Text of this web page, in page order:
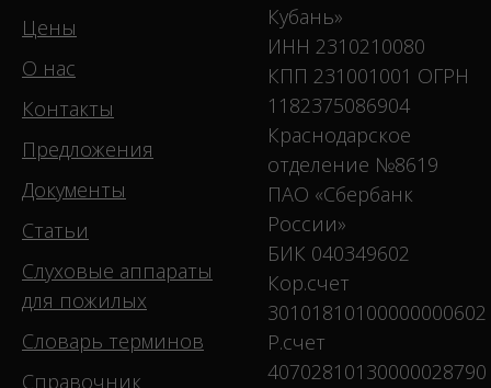
Цены
О нас
Контакты
Предложения
Документы
Статьи
Слуховые аппараты
для пожилых
Словарь терминов
Справочник
Кубань»
ИНН 2310210080
КПП 231001001 ОГРН
1182375086904
Краснодарское
отделение №8619
ПАО «Сбербанк
России»
БИК 040349602
Кор.счет
30101810100000000602
Р.счет
40702810130000028790